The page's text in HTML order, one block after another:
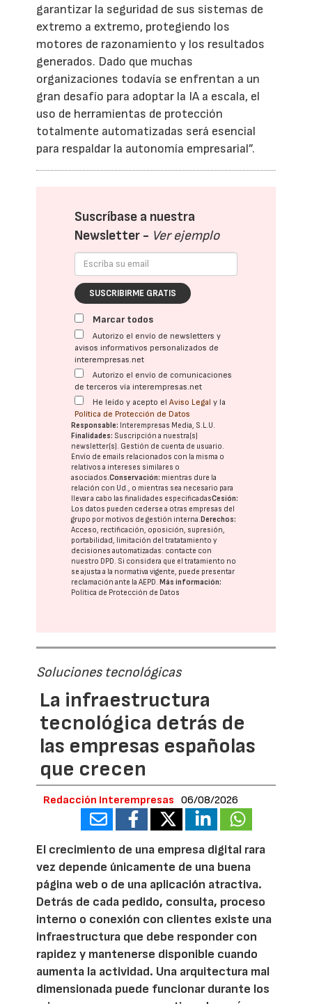
garantizar la seguridad de sus sistemas de
extremo a extremo, protegiendo los
motores de razonamiento y los resultados
generados. Dado que muchas
organizaciones todavía se enfrentan a un
gran desafío para adoptar la IA a escala, el
uso de herramientas de protección
totalmente automatizadas será esencial
para respaldar la autonomía empresarial”.
Suscríbase a nuestra
Newsletter - Ver ejemplo
SUSCRIBIRME GRATIS
Marcar todos
Autorizo el envío de newsletters y
avisos informativos personalizados de
interempresas.net
Autorizo el envío de comunicaciones
de terceros vía interempresas.net
He leído y acepto elAviso Legal y la
Política de Protección de Datos
Responsable: Interempresas Media, S.L.U.
Finalidades: Suscripción a nuestra(s)
newsletter(s). Gestión de cuenta de usuario.
Envío de emails relacionados con la misma o
relativos a intereses similares o
asociados.Conservación: mientras dure la
relación con Ud., o mientras sea necesario para
llevar a cabo las finalidades especificadasCesión:
Los datos pueden cederse a otras empresas del
grupo por motivos de gestión interna.Derechos:
Acceso, rectificación, oposición, supresión,
portabilidad, limitación del tratatamiento y
decisiones automatizadas: contacte con
nuestro DPD. Si considera que el tratamiento no
se ajusta a la normativa vigente, puede presentar
reclamación ante laAEPD.Más información:
Política de Protección de Datos
Soluciones tecnológicas
La infraestructura
tecnológica detrás de
las empresas españolas
que crecen
Redacción Interempresas 06/08/2026
El crecimiento de una empresa digital rara
vez depende únicamente de una buena
página web o de una aplicación atractiva.
Detrás de cada pedido, consulta, proceso
interno o conexión con clientes existe una
infraestructura que debe responder con
rapidez y mantenerse disponible cuando
aumenta la actividad. Una arquitectura mal
dimensionada puede funcionar durante los